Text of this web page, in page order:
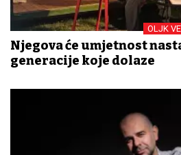
OLJK
Njegova će umjetnost
generacije koje dolaze